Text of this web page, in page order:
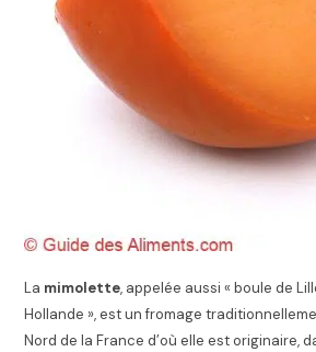
La mimolette, appelée aussi « boule de
Hollande », est un fromage
Nord de la France d’où elle est originaire,